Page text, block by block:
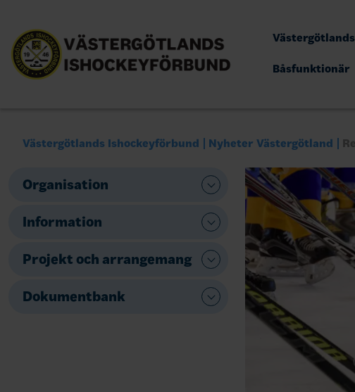
Båsfunktionär
Västergötlands Ishockeyförbund Nyheter Västergötland
Organisation
Information
Projekt och arrangemang
Dokumentbank